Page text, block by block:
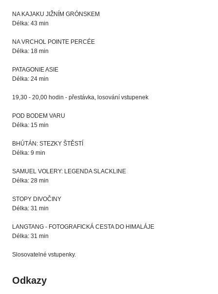
NA KAJAKU JIŽNÍM GRÓNSKEM
Délka: 43 min
NA VRCHOL POINTE PERCÉE
Délka: 18 min
PATAGONIE ASIE
Délka: 24 min
19,30 - 20,00 hodin - přestávka, losování vstupenek
POD BODEM VARU
Délka: 15 min
BHÚTÁN: STEZKY ŠTĚSTÍ
Délka: 9 min
SAMUEL VOLERY: LEGENDA SLACKLINE
Délka: 28 min
STOPY DIVOČINY
Délka: 31 min
LANGTANG - FOTOGRAFICKÁ CESTA DO HIMALÁJE
Délka: 31 min
Slosovatelné vstupenky.
Odkazy